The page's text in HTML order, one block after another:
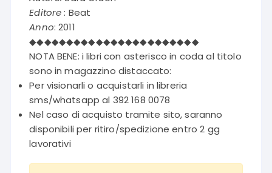
€9,00.€4,50.
Editore: Beat
Anno: 2011
◆◆◆◆◆◆◆◆◆◆◆◆◆◆◆◆◆◆◆◆◆◆◆
NOTA BENE: i libri con asterisco in coda al titolo
sono in magazzino distaccato:
Per visionarli o acquistarli in libreria
sms/whatsapp al 392 168 0078
Nel caso di acquisto tramite sito, saranno
disponibili per ritiro/spedizione entro 2 gg
lavorativi